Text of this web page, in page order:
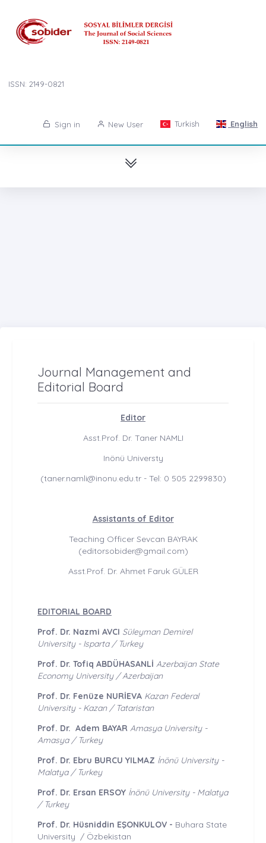
ISSN: 2149-0821
Sign in New User Turkish English
Journal Management and
Editorial Board
Editor
Asst.Prof. Dr. Taner NAMLI
Inönü Universty
(taner.namli@inonu.edu.tr - Tel: 0 505 2299830)
Assistants of Editor
Teaching Officer Sevcan BAYRAK
(editorsobider@gmail.com)
Asst.Prof. Dr. Ahmet Faruk GÜLER
EDITORIAL BOARD
Prof. Dr. Nazmi AVCI Süleyman Demirel
University - Isparta / Turkey
Prof. Dr. Tofiq ABDÜHASANLİ Azerbaijan State
Economy University / Azerbaijan
Prof. Dr. Fenüze NURİEVA Kazan Federal
University - Kazan / Tataristan
Prof. Dr. Adem BAYAR Amasya University -
Amasya / Turkey
Prof. Dr. Ebru BURCU YILMAZ İnönü University -
Malatya / Turkey
Prof. Dr. Ersan ERSOY İnönü University - Malatya
/ Turkey
Prof. Dr. Hüsniddin EŞONKULOV - Buhara State
University / Özbekistan